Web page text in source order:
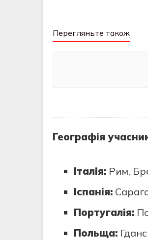
Перегляньте також
Географія
Італія:Рим,
Іспанія:
Португалія:
Польща: